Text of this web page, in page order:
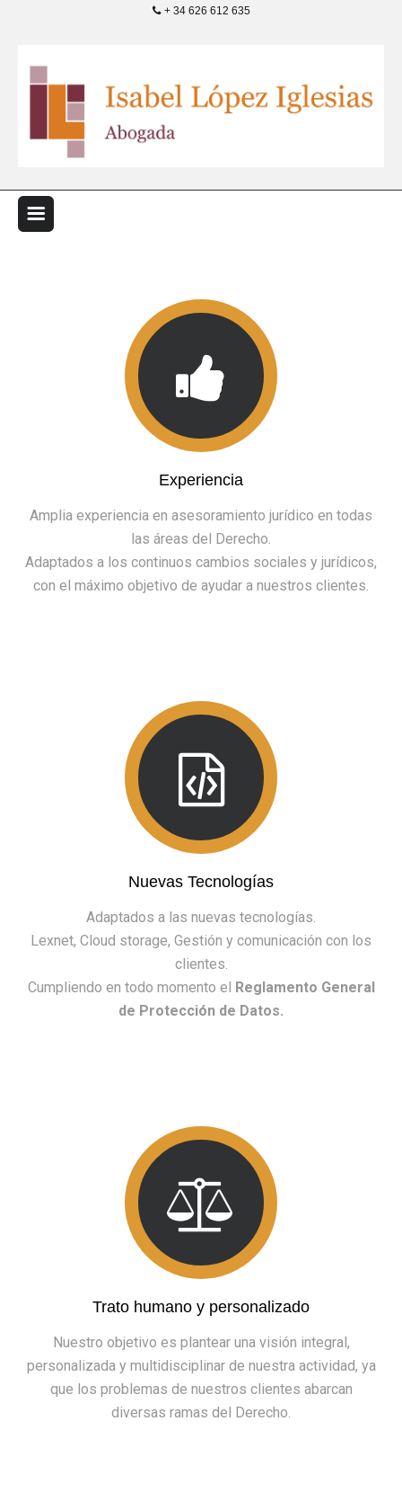
+ 34 626 612 635
Experiencia
Amplia experiencia en asesoramiento jurídico en todas
las áreas del Derecho.
Adaptados a los continuos cambios sociales y jurídicos,
con el máximo objetivo de ayudar a nuestros clientes.
Nuevas Tecnologías
Adaptados a las nuevas tecnologías.
Lexnet, Cloud storage, Gestión y comunicación con los
clientes.
Cumpliendo en todo momento el Reglamento General
de Protección de Datos.
Trato humano y personalizado
Nuestro objetivo es plantear una visión integral,
personalizada y multidisciplinar de nuestra actividad, ya
que los problemas de nuestros clientes abarcan
diversas ramas del Derecho.